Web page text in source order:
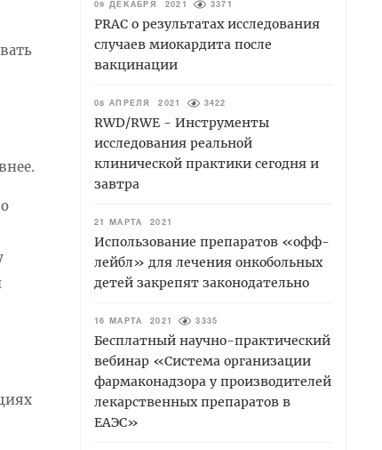
09 ДЕКАБРЯ 2021 3371
PRAC о результатах исследования
случаев миокардита после
вакцинации
08 АПРЕЛЯ 2021 3422
RWD/RWE - Инструменты
исследования реальной
клинической практики сегодня и
завтра
21 МАРТА 2021
Использование препаратов «офф-
лейбл» для лечения онкобольных
детей закрепят законодательно
16 МАРТА 2021 3335
Бесплатный научно-практический
вебинар «Система организации
фармаконадзора у производителей
лекарственных препаратов в
ЕАЭС»